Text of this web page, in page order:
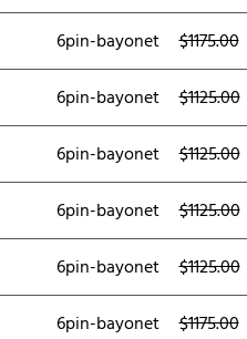
6pin-bayonet $1175.00
6pin-bayonet $1125.00
6pin-bayonet $1125.00
6pin-bayonet $1125.00
6pin-bayonet $1125.00
6pin-bayonet $1175.00